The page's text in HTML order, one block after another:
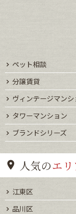
ペット相談
分譲賃貸
ヴィンテージマンシ
タワーマンション
ブランドシリーズ
人気のエリ
江東区
品川区